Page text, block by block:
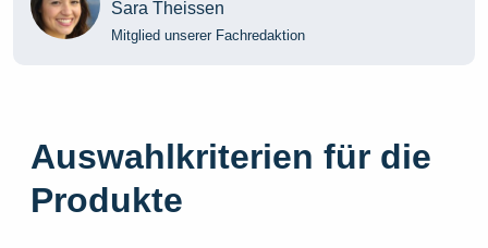
Sara Theissen
Mitglied unserer Fachredaktion
Auswahlkriterien für die
Produkte